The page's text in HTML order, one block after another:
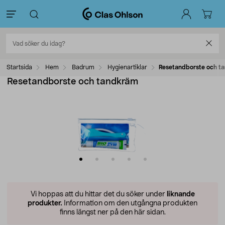
Startsida Hem Badrum Hygienartiklar Resetandborste och
Resetandborste och tandkräm
Vi hoppas att du hittar det du söker under liknande
produkter. Information om den utgångna produkten
finns längst ner på den här sidan.